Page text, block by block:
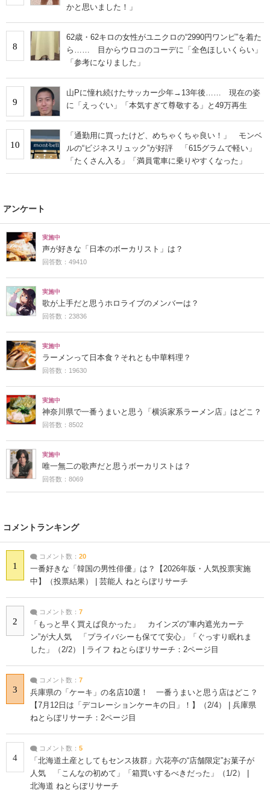
かと思いました！」
8
62歳・62キロの女性がユニクロの“2990円ワンピ”を着た
ら…… 目からウロコのコーデに「全色ほしいくらい」
「参考になりました」
9
山Pに憧れ続けたサッカー少年→13年後…… 現在の姿
に「えっぐい」「本気すぎて尊敬する」と49万再生
10
「通勤用に買ったけど、めちゃくちゃ良い！」 モンベ
ルの“ビジネスリュック”が好評 「615グラムで軽い」
「たくさん入る」「満員電車に乗りやすくなった」
アンケート
実施中
声が好きな「日本のボーカリスト」は？
回答数：49410
実施中
歌が上手だと思うホロライブのメンバーは？
回答数：23836
実施中
ラーメンって日本食？それとも中華料理？
回答数：19630
実施中
神奈川県で一番うまいと思う「横浜家系ラーメン店」はどこ？
回答数：8502
実施中
唯一無二の歌声だと思うボーカリストは？
回答数：8069
コメントランキング
1
コメント数： 20
一番好きな「韓国の男性俳優」は？【2026年版・人気投票実施
中】（投票結果） | 芸能人 ねとらぼリサーチ
2
コメント数： 7
「もっと早く買えば良かった」 カインズの“車内遮光カーテ
ン”が大人気 「プライバシーも保てて安心」「ぐっすり眠れま
した」（2/2） | ライフ ねとらぼリサーチ：2ページ目
3
コメント数： 7
兵庫県の「ケーキ」の名店10選！ 一番うまいと思う店はどこ？
【7月12日は「デコレーションケーキの日」！】（2/4） | 兵庫県
ねとらぼリサーチ：2ページ目
4
コメント数： 5
「北海道土産としてもセンス抜群」六花亭の“店舗限定”お菓子が
人気 「こんなの初めて」「箱買いするべきだった」（1/2） |
北海道 ねとらぼリサーチ